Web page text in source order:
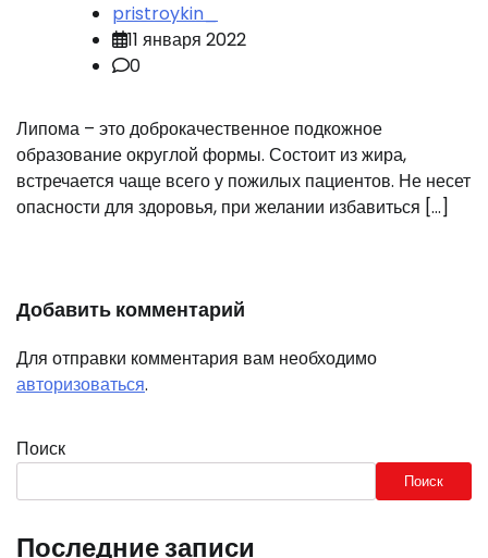
pristroykin_
11 января 2022
0
Липома – это доброкачественное подкожное
образование округлой формы. Состоит из жира,
встречается чаще всего у пожилых пациентов. Не несет
опасности для здоровья, при желании избавиться […]
Добавить комментарий
Для отправки комментария вам необходимо
авторизоваться.
Поиск
Поиск
Последние записи